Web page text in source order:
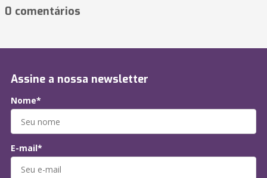
0 comentários
Assine a nossa newsletter
Nome*
E-mail*